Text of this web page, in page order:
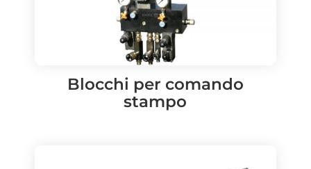
Blocchi per comando
stampo